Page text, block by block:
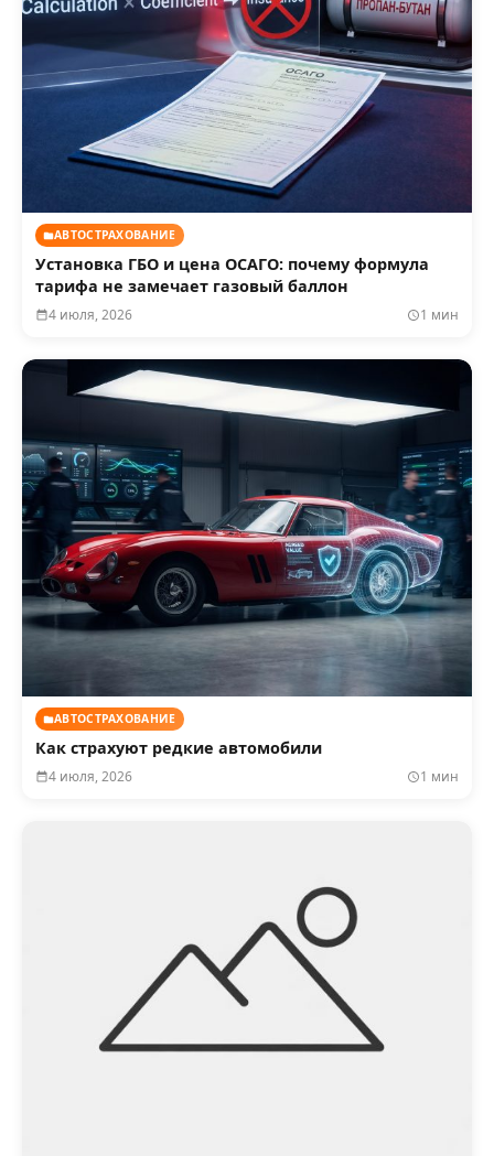
АВТОСТРАХОВАНИЕ
Установка ГБО и цена ОСАГО: почему формула
тарифа не замечает газовый баллон
4 июля, 2026 1 мин
АВТОСТРАХОВАНИЕ
Как страхуют редкие автомобили
4 июля, 2026 1 мин